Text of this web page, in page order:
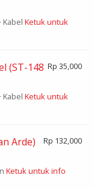
Kabel Ketuk untuk
(ST-148 Rp 35,000
Kabel Ketuk untuk
Arde)
Rp 132,000
Ketuk untuk info